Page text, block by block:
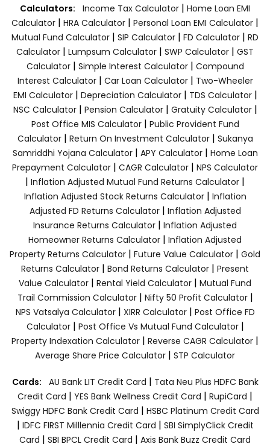
Calculators: Income Tax Calculator | Home Loan EMI
Calculator | HRA Calculator | Personal Loan EMI Calculator |
Mutual Fund Calculator | SIP Calculator | FD Calculator | RD
Calculator | Lumpsum Calculator | SWP Calculator | GST
Calculator| Simple Interest Calculator| Compound
Interest Calculator| Car Loan Calculator| Two-Wheeler
EMI Calculator| Depreciation Calculator| TDS Calculator|
NSC Calculator| Pension Calculator| Gratuity Calculator|
Post Office MIS Calculator| Public Provident Fund
Calculator| Return On Investment Calculator| Sukanya
Samriddhi Yojana Calculator| APY Calculator| Home Loan
Prepayment Calculator | CAGR Calculator | NPS Calculator
| Inflation Adjusted Mutual Fund Returns Calculator |
Inflation Adjusted Stock Returns Calculator| Inflation
Adjusted FD Returns Calculator| Inflation Adjusted
Insurance Returns Calculator | Inflation Adjusted
Homeowner Returns Calculator | Inflation Adjusted
Property Returns Calculator | Future Value Calculator | Gold
Returns Calculator | Bond Returns Calculator | Present
Value Calculator | Rental Yield Calculator | Mutual Fund
Trail Commission Calculator| Nifty 50 Profit Calculator|
NPS Vatsalya Calculator| XIRR Calculator| Post Office FD
Calculator| Post Office Vs Mutual Fund Calculator|
Property Indexation Calculator | Reverse CAGR Calculator |
Average Share Price Calculator | STP Calculator
Cards: AU Bank LIT Credit Card | Tata Neu Plus HDFC Bank
Credit Card | YES Bank Wellness Credit Card | RupiCard |
Swiggy HDFC Bank Credit Card | HSBC Platinum Credit Card
| IDFC FIRST Milllennia Credit Card | SBI SimplyClick Credit
Card | SBI BPCL Credit Card | Axis Bank Buzz Credit Card